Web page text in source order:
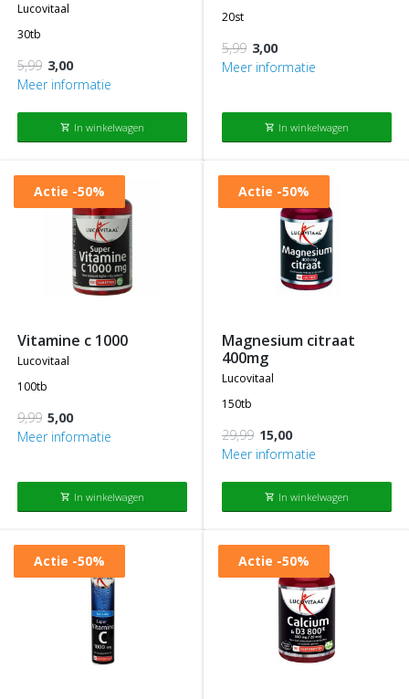
lucovitaal
30tb
5,99 3,00
Meer informatie
shopping_cart In winkelwagen
20st
5,99 3,00
Meer informatie
shopping_cart In winkelwagen
Actie -50%
vitamine c 1000
lucovitaal
100tb
9,99 5,00
Meer informatie
shopping_cart In winkelwagen
Actie -50%
magnesium citraat
400mg
lucovitaal
150tb
29,99 15,00
Meer informatie
shopping_cart In winkelwagen
Actie -50% Actie -50%